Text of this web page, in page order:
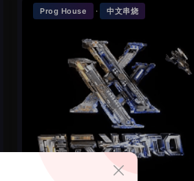
Prog House · 中文串烧